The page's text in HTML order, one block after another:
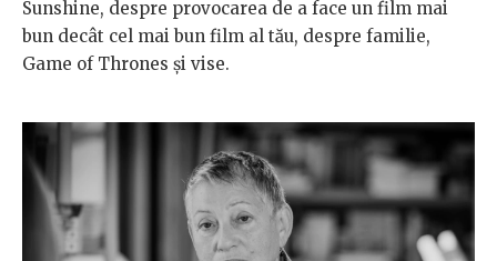
Sunshine, despre provocarea de a face un film mai
bun decât cel mai bun film al tău, despre familie,
Game of Thrones și vise.